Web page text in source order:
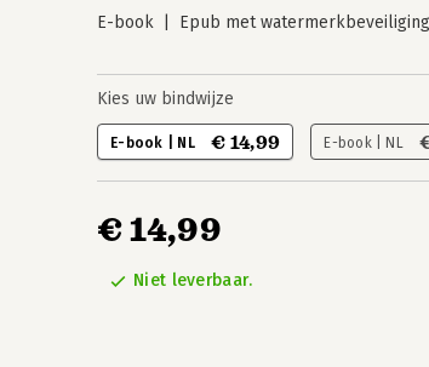
E-book Epub met watermerkbeveiliging
Kies uw bindwijze
E-book | NL € 14,99 E-book | NL
€ 14,99
Niet leverbaar.